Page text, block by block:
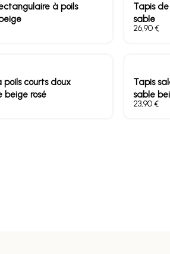
à poils
Tapis
sable
€
poils courts doux
beige rosé
Tapis
sable
€